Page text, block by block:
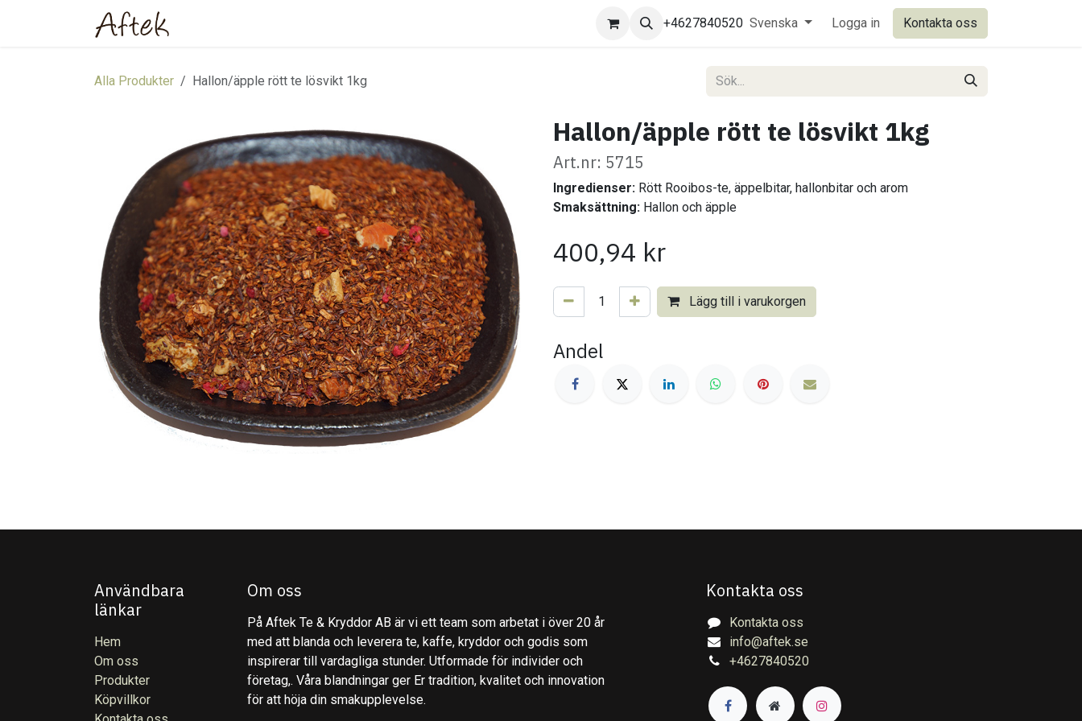
+4627840520 Svenska Logga in Kontakta oss
Alla Produkter Hallon/äpple rött te lösvikt 1kg
Hallon/äpple rött te lösvikt 1kg
Art.nr: 5715
Ingredienser: Rött Rooibos-te, äppelbitar, hallonbitar och arom
Smaksättning: Hallon och äpple
400,94 kr
Lägg till i varukorgen
Andel
Användbara
länkar
Hem
Om oss
Produkter
Köpvillkor
Om oss
På Aftek Te & Kryddor AB är vi ett team som arbetat i över 20 år
med att blanda och leverera te, kaffe, kryddor och godis som
inspirerar till vardagliga stunder. Utformade för individer och
företag,. Våra blandningar ger Er tradition, kvalitet och innovation
för att höja din smakupplevelse.
Kontakta oss
Kontakta oss
info@aftek.se
+4627840520